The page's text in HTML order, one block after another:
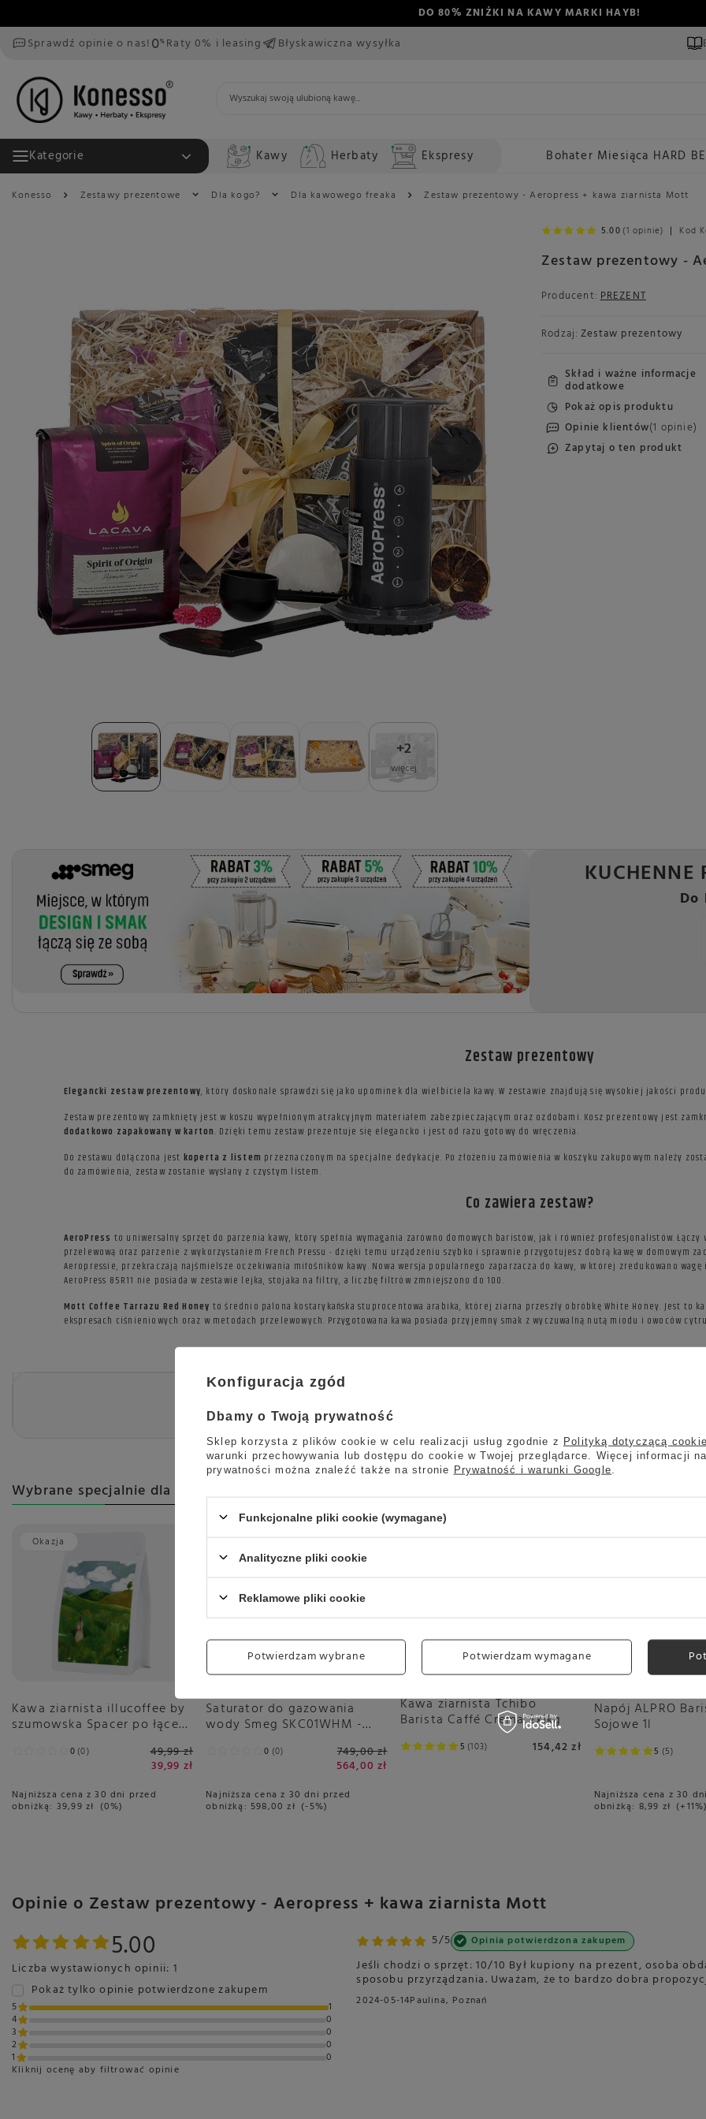
DO 80% ZNIŻKI NA KAWY MARKI HAYB!
Sprawdź opinie o nas!
Raty 0% i leasing Błyskawiczna wysyłka
Kategorie Kawy Herbaty Ekspresy Bohater Miesiąca HARD
Konesso Zestawy prezentowe Dla kogo? Dla kawowego freaka Zestaw prezentowy - Aeropress + kawa ziarnista Mott
+2
więcej
Zestaw prezentowy -
5.00 (1 opinie) Kod
Producent: PREZENT
Rodzaj: Zestaw prezentowy
Skład i ważne informacje
dodatkowe
Pokaż opis produktu
Opinie klientów(1 opinie)
Zapytaj o ten produkt
Do
Zestaw prezentowy
Elegancki zestaw prezentowy, który doskonale sprawdzi się jako upominek dla wielbiciela kawy. W zestawie znajdują się wysokiej jakości
Zestaw prezentowy zamknięty jest w koszu wypełnionym atrakcyjnym materiałem zabezpieczającym oraz ozdobami. Kosz prezentowy jest
dodatkowo zapakowany w karton. Dzięki temu zestaw prezentuje się elegancko i jest od razu gotowy do wręczenia.
Do zestawu dołączona jest koperta z listem przeznaczonym na specjalne dedykacje. Po złożeniu zamówienia w koszyku zakupowym należy
do zamówienia, zestaw zostanie wysłany z czystym listem.
Co zawiera zestaw?
AeroPress to uniwersalny sprzęt do parzenia kawy, który spełnia wymagania zarówno domowych baristów, jak i również profesjonalistów.
przelewową oraz parzenie z wykorzystaniem French Pressu - dzięki temu urządzeniu szybko i sprawnie przygotujesz dobrą kawę w domowym
Aeropressie, przekraczają najśmielsze oczekiwania miłośników kawy. Nowa wersja popularnego zaparzacza do kawy, w której zredukowano
AeroPress 85R11 nie posiada w zestawie lejka, stojaka na filtry, a liczbę filtrów zmniejszono do 100.
Mott Coffee Tarrazu Red Honey to średnio palona kostarykańska stuprocentowa arabika, której ziarna przeszły obróbkę White Honey. Jest to
ekspresach ciśnieniowych oraz w metodach przelewowych. Przygotowana kawa posiada przyjemny smak z wyczuwalną nutą miodu i owoców
Wybrane specjalnie dla Ciebie
Okazja
0 0
Kawa ziarnista illucoffee by
szumowska Spacer po łące
49,99 zł
39,99 zł
Najniższa cena z 30 dni przed
obniżką: 39,99 zł 0%
0 0
Saturator do gazowania
wody Smeg SKC01WHM -
749,00 zł
564,00 zł
Najniższa cena z 30 dni przed
obniżką: 598,00 zł -5%
5 103
Kawa ziarnista Tchibo
Barista Caffé Crema 2x1kg
154,42 zł 5 5
Napój ALPRO
Sojowe 1l
Najniższa cena z 30
obniżką: 8,99 zł +11%
Opinie o Zestaw prezentowy - Aeropress + kawa ziarnista Mott
5.00
Liczba wystawionych opinii: 1
Pokaż tylko opinie potwierdzone zakupem
5
1
4
0
3
0
2
0
1
0
Kliknij ocenę aby filtrować opinie
5/5 Opinia potwierdzona zakupem
Jeśli chodzi o sprzęt: 10/10 Był kupiony na prezent, osoba
sposobu przyrządzania. Uważam, że to bardzo dobra
2024-05-14Paulina, Poznań
Konfiguracja zgód
Dbamy o Twoją prywatność
Sklep korzysta z plików cookie w celu realizacji usług zgodnie z Polityką dotyczącą
warunki przechowywania lub dostępu do cookie w Twojej przeglądarce. Więcej informacji
prywatności można znaleźć także na stronie Prywatność i warunki Google
Funkcjonalne pliki cookie (wymagane)
Analityczne pliki cookie
Reklamowe pliki cookie
Potwierdzam wybrane Potwierdzam wymagane